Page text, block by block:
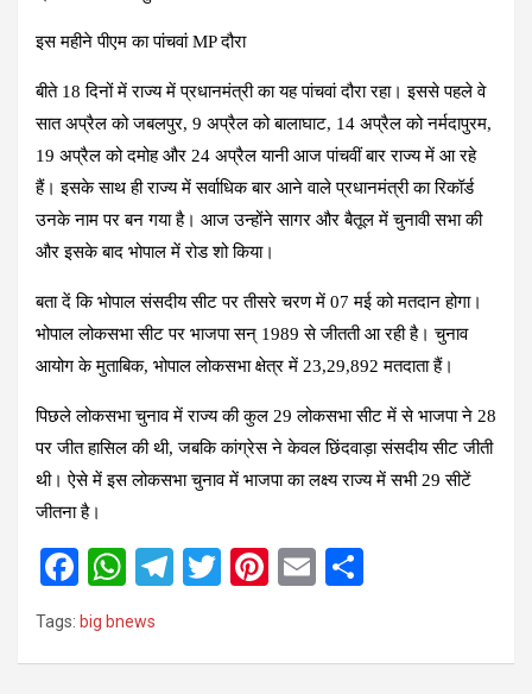
इस महीने पीएम का पांचवां MP दौरा
बीते 18 दिनों में राज्य में प्रधानमंत्री का यह पांचवां दौरा रहा। इससे पहले वे
सात अप्रैल को जबलपुर, 9 अप्रैल को बालाघाट, 14 अप्रैल को नर्मदापुरम,
19 अप्रैल को दमोह और 24 अप्रैल यानी आज पांचवीं बार राज्य में आ रहे
हैं। इसके साथ ही राज्य में सर्वाधिक बार आने वाले प्रधानमंत्री का रिकॉर्ड
उनके नाम पर बन गया है। आज उन्होंने सागर और बैतूल में चुनावी सभा की
और इसके बाद भोपाल में रोड शो किया।
बता दें कि भोपाल संसदीय सीट पर तीसरे चरण में 07 मई को मतदान होगा।
भोपाल लोकसभा सीट पर भाजपा सन् 1989 से जीतती आ रही है। चुनाव
आयोग के मुताबिक, भोपाल लोकसभा क्षेत्र में 23,29,892 मतदाता हैं।
पिछले लोकसभा चुनाव में राज्य की कुल 29 लोकसभा सीट में से भाजपा ने 28
पर जीत हासिल की थी, जबकि कांग्रेस ने केवल छिंदवाड़ा संसदीय सीट जीती
थी। ऐसे में इस लोकसभा चुनाव में भाजपा का लक्ष्य राज्य में सभी 29 सीटें
जीतना है।
F
a
ce
W
at
T
T
Pi E
Tags: big bnews